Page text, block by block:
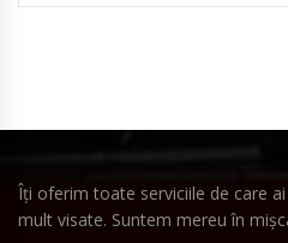
Îți oferim toate serviciile de care
mult visate. Suntem mereu în